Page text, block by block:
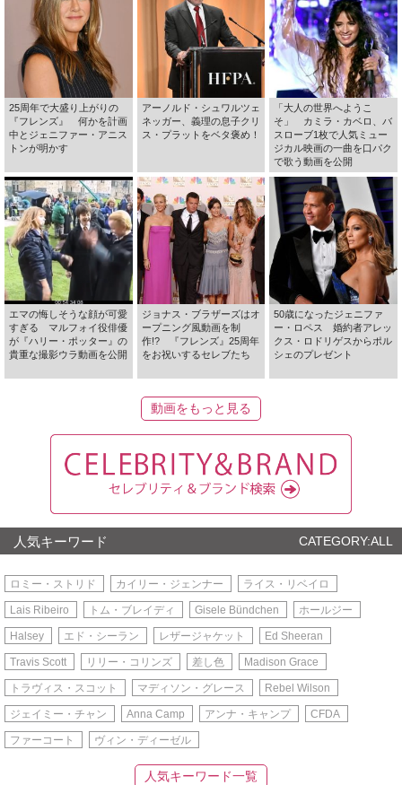
25周年で大盛り上がりの
『フレンズ』 何かを計画
中とジェニファー・アニス
トンが明かす
アーノルド・シュワルツェ
ネッガー、義理の息子クリ
ス・プラットをベタ褒め！
「大人の世界へようこ
そ」 カミラ・カベロ、バ
スローブ1枚で人気ミュー
ジカル映画の一曲を口パク
で歌う動画を公開
エマの悔しそうな顔が可愛
すぎる マルフォイ役俳優
が『ハリー・ポッター』の
貴重な撮影ウラ動画を公開
ジョナス・ブラザーズはオ
ープニング風動画を制
作!? 『フレンズ』25周年
をお祝いするセレブたち
50歳になったジェニファ
ー・ロペス 婚約者アレッ
クス・ロドリゲスからポル
シェのプレゼント
動画をもっと見る
人気キーワード CATEGORY:ALL
ロミー・ストリド カイリー・ジェンナー ライス・リベイロ
Lais Ribeiro トム・ブレイディ Gisele Bündchen ホールジー
Halsey エド・シーラン レザージャケット Ed Sheeran
Travis Scott リリー・コリンズ 差し色 Madison Grace
トラヴィス・スコット マディソン・グレース Rebel Wilson
ジェイミー・チャン Anna Camp アンナ・キャンプ CFDA
ファーコート ヴィン・ディーゼル
人気キーワード一覧